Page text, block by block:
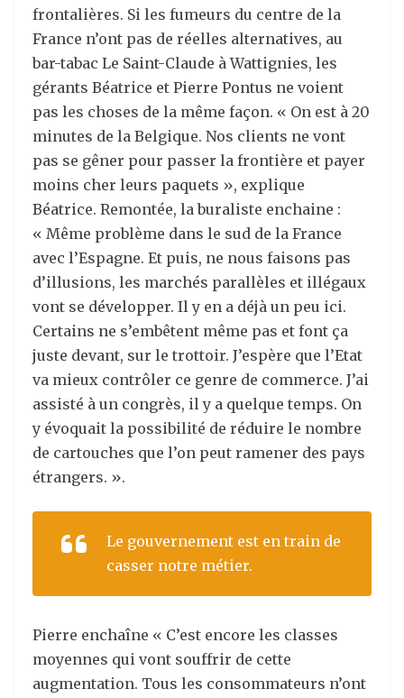
frontalières. Si les fumeurs du centre de la
France n’ont pas de réelles alternatives, au
bar-tabac Le Saint-Claude à Wattignies, les
gérants Béatrice et Pierre Pontus ne voient
pas les choses de la même façon. « On est à 20
minutes de la Belgique. Nos clients ne vont
pas se gêner pour passer la frontière et payer
moins cher leurs paquets », explique
Béatrice. Remontée, la buraliste enchaine :
« Même problème dans le sud de la France
avec l’Espagne. Et puis, ne nous faisons pas
d’illusions, les marchés parallèles et illégaux
vont se développer. Il y en a déjà un peu ici.
Certains ne s’embêtent même pas et font ça
juste devant, sur le trottoir. J’espère que l’Etat
va mieux contrôler ce genre de commerce. J’ai
assisté à un congrès, il y a quelque temps. On
y évoquait la possibilité de réduire le nombre
de cartouches que l’on peut ramener des pays
étrangers. ».
Le gouvernement est en train de
casser notre métier.
Pierre enchaîne « C’est encore les classes
moyennes qui vont souffrir de cette
augmentation. Tous les consommateurs n’ont